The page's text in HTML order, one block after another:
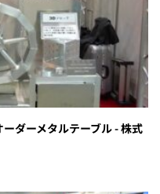
ダーメタルテーブル - 株式